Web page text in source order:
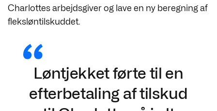
Charlottes arbejdsgiver og lave en ny beregning af
fleksløntilskuddet.
Løntjekket førte til en
efterbetaling af tilskud